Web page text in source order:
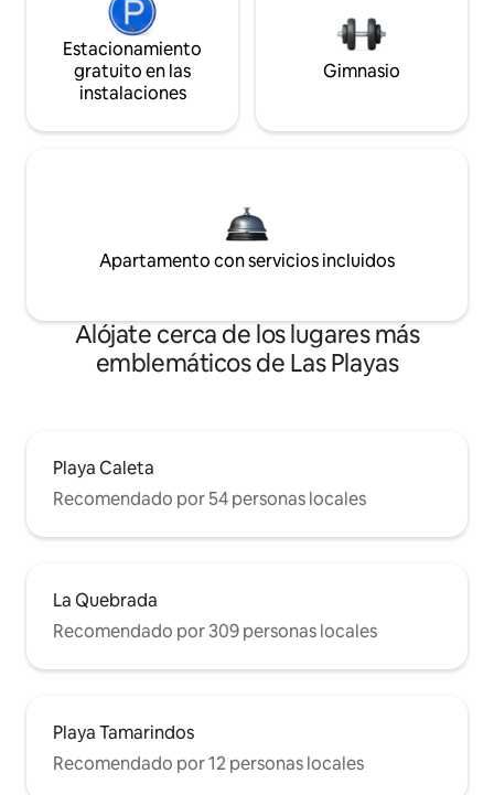
Estacionamiento
gratuito en las
instalaciones
Gimnasio
Apartamento con servicios incluidos
Alójate cerca de los lugares más
emblemáticos de Las Playas
Playa Caleta
Recomendado por 54 personas locales
La Quebrada
Recomendado por 309 personas locales
Playa Tamarindos
Recomendado por 12 personas locales